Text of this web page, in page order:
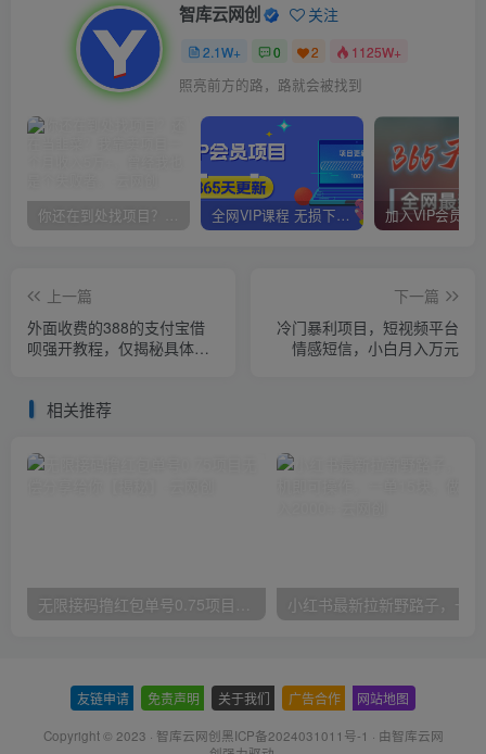
智库云网创 关注
2.1W+ 0 2 1125W+
照亮前方的路，路就会被找到
你还在到处找项目？还在当韭菜？我靠卖项目一个月收入5万+，曾经我也是个失败者。 全网VIP课程 无损下载~
上一篇
外面收费的388的支付宝借
呗强开教程，仅揭秘具体真
下一篇
冷门暴利项目，短视频平台
情感短信，小白月入万元
相关推荐
无限接码撸红包单号0.75项目无偿分享给你【揭秘】
友链申请 免责声明 关于我们 广告合作 网站地图
Copyright © 2023 · 智库云网创黑ICP备2024031011号-1 · 由智库云网